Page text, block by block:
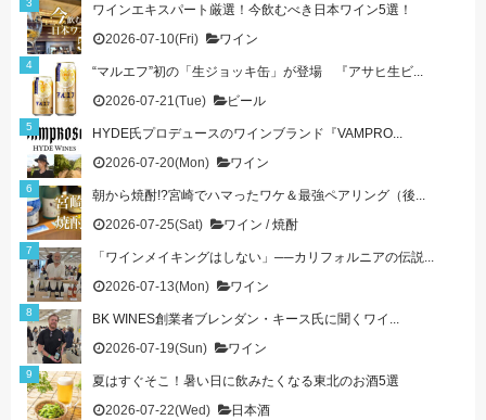
ワインエキスパート厳選！今飲むべき日本ワイン5選！
2026-07-10(Fri)
ワイン
“マルエフ”初の「生ジョッキ缶」が登場 『アサヒ生ビ...
2026-07-21(Tue)
ビール
HYDE氏プロデュースのワインブランド『VAMPRO...
2026-07-20(Mon)
ワイン
朝から焼酎!?宮崎でハマったワケ＆最強ペアリング（後...
2026-07-25(Sat)
ワイン /焼酎
「ワインメイキングはしない」──カリフォルニアの伝説...
2026-07-13(Mon)
ワイン
BK WINES創業者ブレンダン・キース氏に聞くワイ...
2026-07-19(Sun)
ワイン
夏はすぐそこ！暑い日に飲みたくなる東北のお酒5選
2026-07-22(Wed)
日本酒